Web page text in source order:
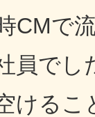
CMで
員でし
ける